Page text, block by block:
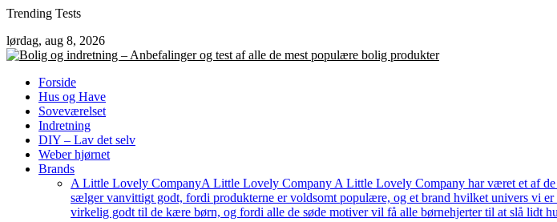
Skip
content
Trending Tests
lørdag, aug 8, 2026
Forside
Hus og Have
Soveværelset
Indretning
DIY – Lav det selv
Weber hjørnet
Brands
A Little Lovely CompanyA Little Lovely Company A Little Lovely Company har været et af de
sælger vanvittigt godt, fordi produkterne er voldsomt populære, og et brand hvilket univers vi
virkelig godt til de kære børn, og fordi alle de søde motiver vil få alle børnehjerter til at slå lidt